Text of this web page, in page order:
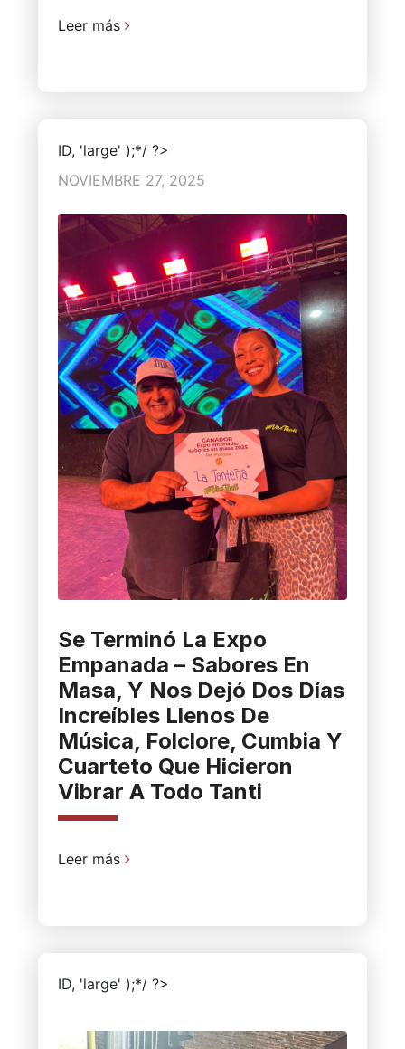
Leer más
ID, 'large' );*/ ?>
NOVIEMBRE 27, 2025
Se Terminó La Expo
Empanada – Sabores En
Masa, Y Nos Dejó Dos Días
Increíbles Llenos De
Música, Folclore, Cumbia Y
Cuarteto Que Hicieron
Vibrar A Todo Tanti
Leer más
ID, 'large' );*/ ?>